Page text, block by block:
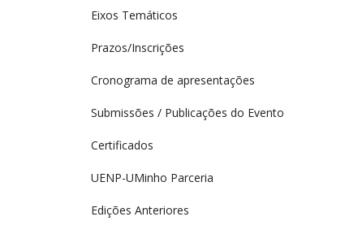
Eixos Temáticos
Prazos/Inscrições
Cronograma de apresentações
Submissões / Publicações do Evento
Certificados
UENP-UMinho Parceria
Edições Anteriores